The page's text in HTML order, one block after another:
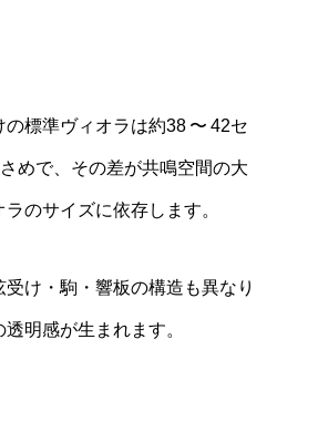
標準ヴィオラは約38 〜 42セ
めで、その差が共鳴空間の大
のサイズに依存します。
け・駒・響板の構造も異なり
明感が生まれます。